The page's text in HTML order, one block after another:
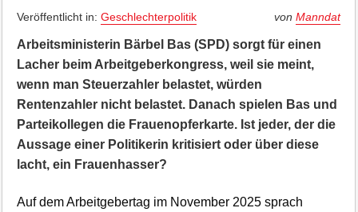
Veröffentlicht in: Geschlechterpolitik vonManndat
Arbeitsministerin Bärbel Bas (SPD) sorgt für einen
Lacher beim Arbeitgeberkongress, weil sie meint,
wenn man Steuerzahler belastet, würden
Rentenzahler nicht belastet. Danach spielen Bas und
Parteikollegen die Frauenopferkarte. Ist jeder, der die
Aussage einer Politikerin kritisiert oder über diese
lacht, ein Frauenhasser?
Auf dem Arbeitgebertag im November 2025 sprach